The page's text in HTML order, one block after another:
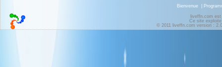
Bienvenue
liveffn.com
Ce site
© 2011 liveffn.com version :